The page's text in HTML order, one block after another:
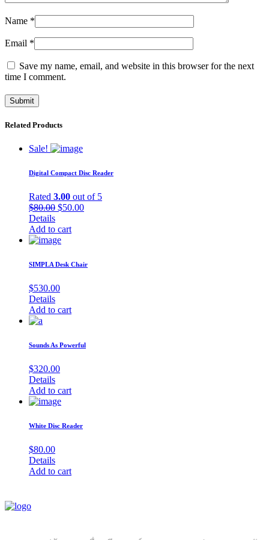
Name *
Email *
Save my name, email, and website in this browser for the next
time I comment.
Related Products
Sale!
Digital Compact Disc Reader
Rated 3.00 out of 5
$80.00 Original
was:
$80.00.
$50.00Current
Details
Add to cart
SIMPLA Desk Chair
$530.00
Details
Add to cart
Sounds As Powerful
$320.00
Details
Add to cart
White Disc Reader
$80.00
Details
Add to cart